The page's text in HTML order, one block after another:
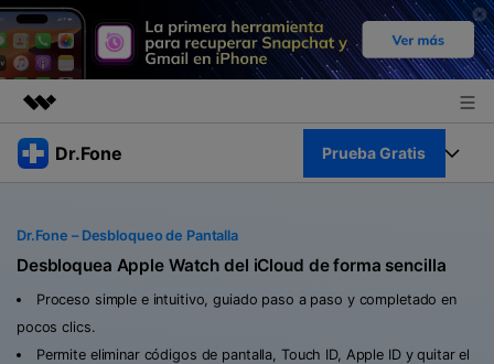
Productos destacados
Soluciones
Quiénes somos
Dr.Fone Prueba Gratis
Ver Kit Completo >
Productos
Para PC
Recursos
Dr.Fone – Desbloqueo de Pantalla
Desbloquea Apple Watch del iCloud de forma sencilla
Proceso simple e intuitivo, guiado paso a paso y completado en
pocos clics.
Permite eliminar códigos de pantalla, Touch ID, Apple ID y quitar el